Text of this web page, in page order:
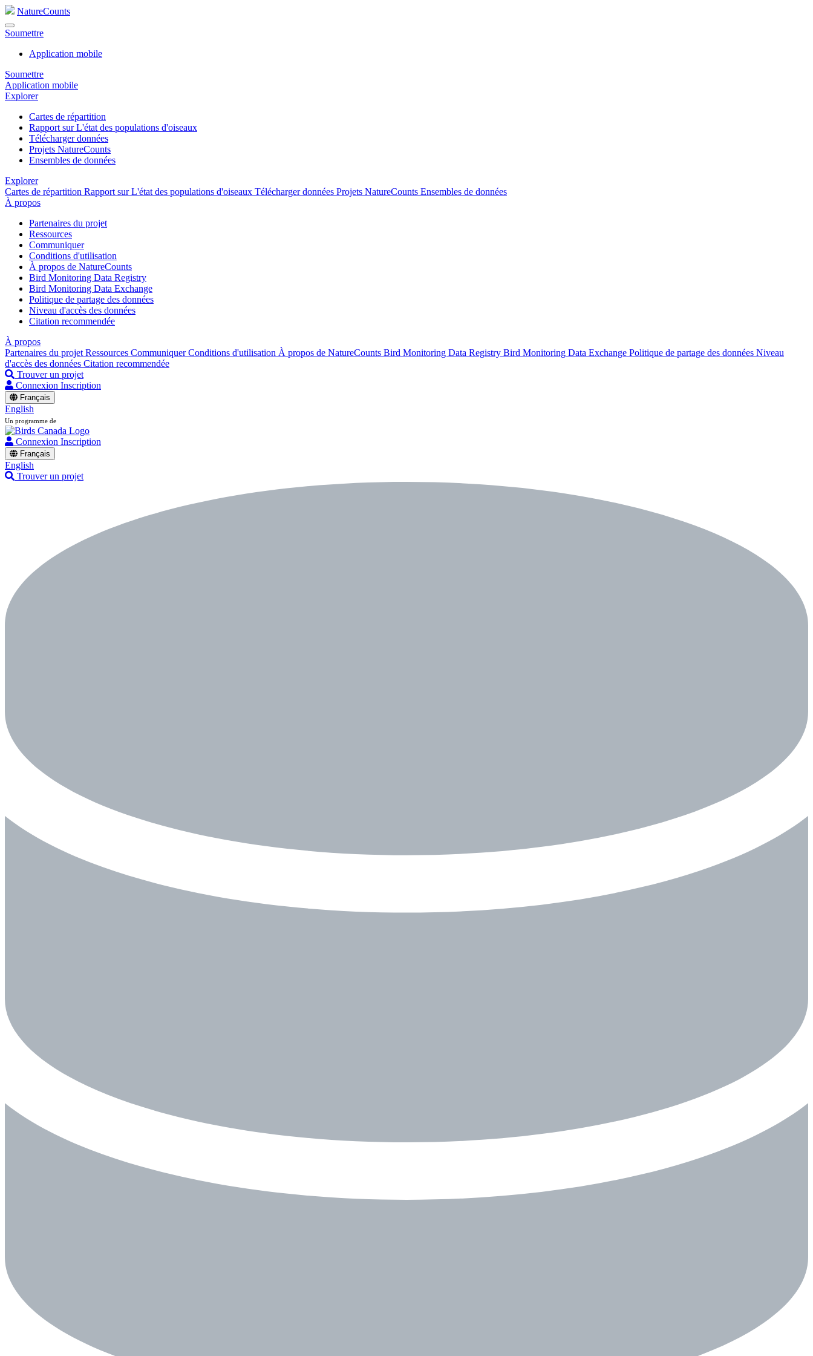
NatureCounts
Soumettre
Application mobile
Soumettre
Application mobile
Explorer
Cartes de répartition
Rapport sur L'état des populations d'oiseaux
Télécharger données
Projets NatureCounts
Ensembles de données
Explorer
Cartes de répartition Rapport sur L'état des populations d'oiseaux Télécharger données Projets NatureCounts Ensembles de données
À propos
Partenaires du projet
Ressources
Communiquer
Conditions d'utilisation
À propos de NatureCounts
Bird Monitoring Data Registry
Bird Monitoring Data Exchange
Politique de partage des données
Niveau d'accès des données
Citation recommendée
À propos
Partenaires du projet Ressources CommuniquerConditions d'utilisation À propos de NatureCounts Bird Monitoring Data Registry Bird Monitoring Data Exchange Politique de partage des données Niveau
d'accès des données Citation recommendée
Trouver un projet
Connexion Inscription
Français
English
Un programme de
Connexion Inscription
Français
English
Trouver un projet